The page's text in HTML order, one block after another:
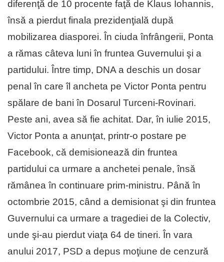
diferenţă de 10 procente faţă de Klaus Iohannis,
însă a pierdut finala prezidenţială după
mobilizarea diasporei. În ciuda înfrângerii, Ponta
a rămas câteva luni în fruntea Guvernului şi a
partidului. Între timp, DNA a deschis un dosar
penal în care îl ancheta pe Victor Ponta pentru
spălare de bani în Dosarul Turceni-Rovinari.
Peste ani, avea să fie achitat. Dar, în iulie 2015,
Victor Ponta a anunţat, printr-o postare pe
Facebook, că demisionează din fruntea
partidului ca urmare a anchetei penale, însă
rămânea în continuare prim-ministru. Până în
octombrie 2015, când a demisionat şi din fruntea
Guvernului ca urmare a tragediei de la Colectiv,
unde şi-au pierdut viaţa 64 de tineri. În vara
anului 2017, PSD a depus moţiune de cenzură